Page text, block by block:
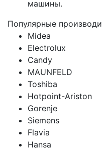
машины.
Популярные
Midea
Electrolux
Candy
MAUNFELD
Toshiba
Hotpoint-Ariston
Gorenje
Siemens
Flavia
Hansa